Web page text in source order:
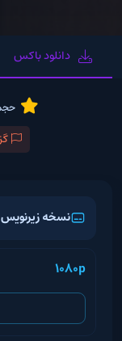
دانلود باکس
نسخه
1080p